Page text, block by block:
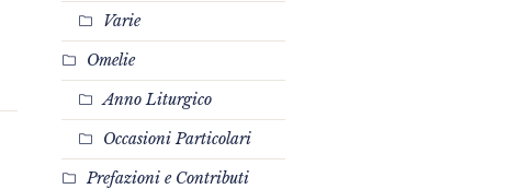
Varie
Omelie
Anno Liturgico
Occasioni Particolari
Prefazioni e Contributi